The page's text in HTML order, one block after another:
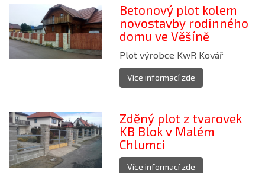
Betonový plot kolem
novostavby rodinného
domu ve Věšíně
Plot výrobce KwR Kovář
Více informací zde
Zděný plot z tvarovek
KB Blok v Malém
Chlumci
Více informací zde